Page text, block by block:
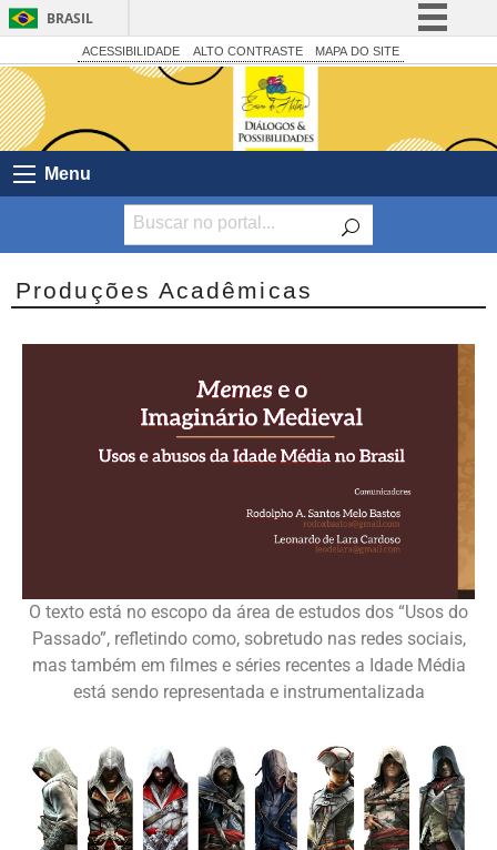
BRASIL
Simplifique!
Legislação
Canais
ACESSIBILIDADE ALTO CONTRASTE MAPA DO SITE
Menu
Produções Acadêmicas
O texto está no escopo da área de estudos dos “Usos do
Passado”, refletindo como, sobretudo nas redes sociais,
mas também em filmes e séries recentes a Idade Média
está sendo representada e instrumentalizada